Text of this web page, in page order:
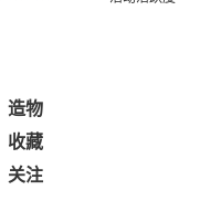
造物
收藏
关注